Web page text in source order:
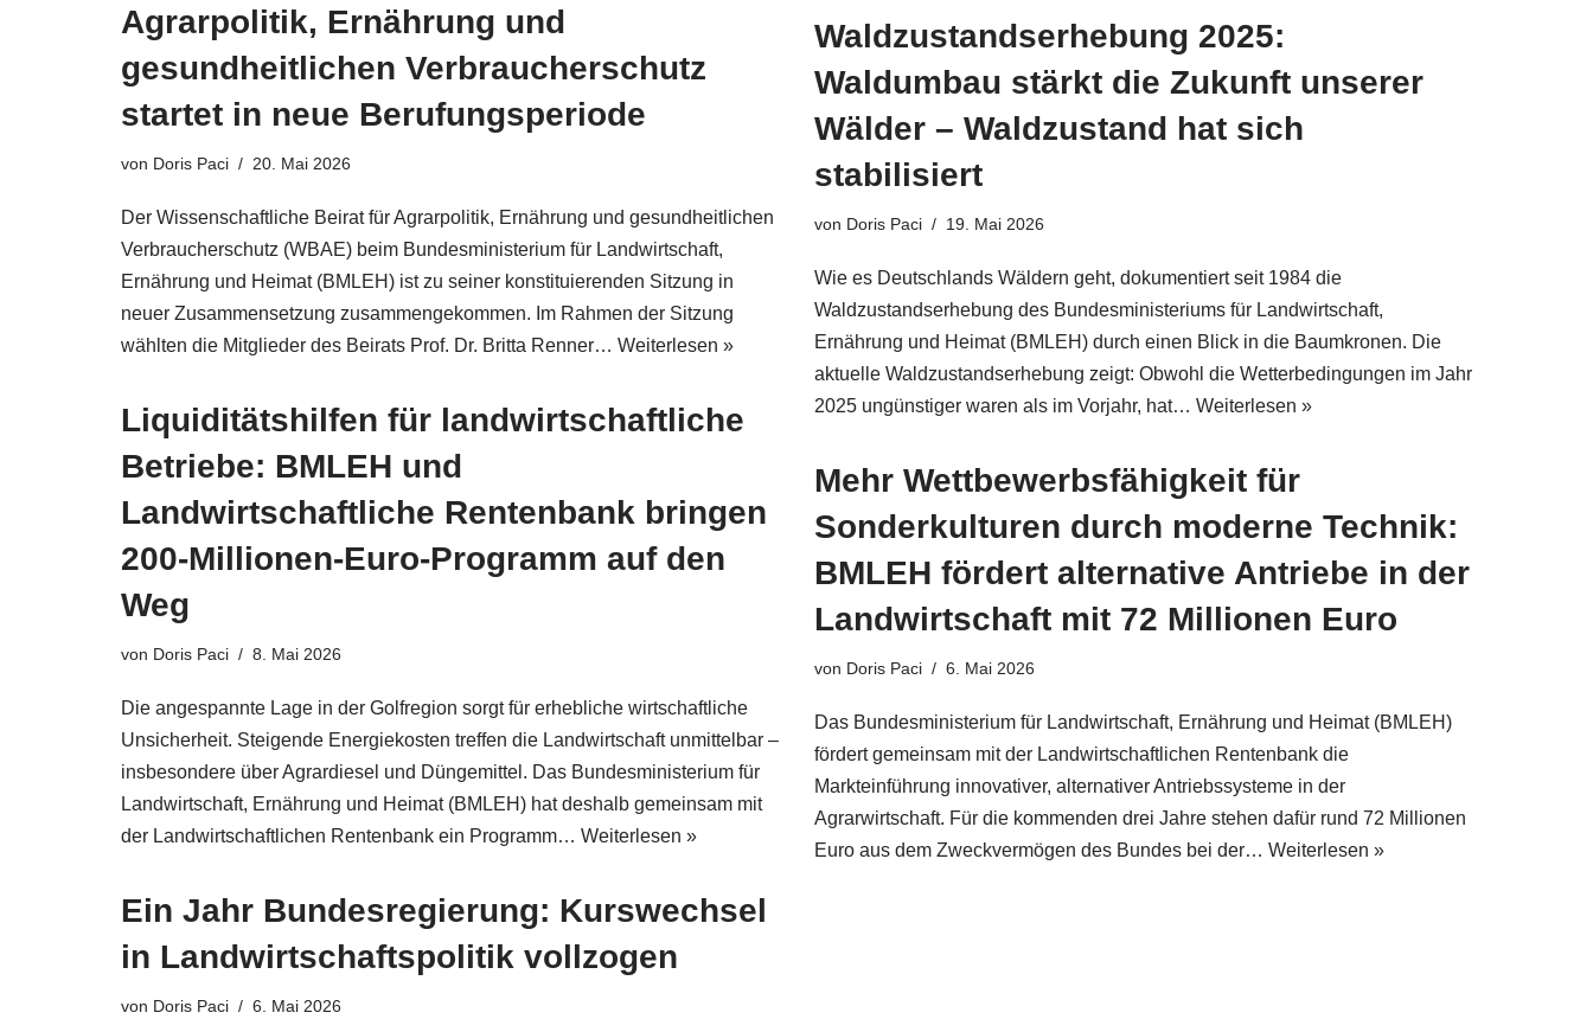
Agrarpolitik, Ernährung und
gesundheitlichen Verbraucherschutz
startet in neue Berufungsperiode
von Doris Paci 20. Mai 2026
Der Wissenschaftliche Beirat für Agrarpolitik, Ernährung und gesundheitlichen
Verbraucherschutz (WBAE) beim Bundesministerium für Landwirtschaft,
Ernährung und Heimat (BMLEH) ist zu seiner konstituierenden Sitzung in
neuer Zusammensetzung zusammengekommen. Im Rahmen der Sitzung
wählten die Mitglieder des Beirats Prof. Dr. Britta Renner… Weiterlesen »
Waldzustandserhebung 2025:
Waldumbau stärkt die Zukunft unserer
Wälder – Waldzustand hat sich
stabilisiert
von Doris Paci 19. Mai 2026
Wie es Deutschlands Wäldern geht, dokumentiert seit 1984 die
Waldzustandserhebung des Bundesministeriums für Landwirtschaft,
Ernährung und Heimat (BMLEH) durch einen Blick in die Baumkronen. Die
aktuelle Waldzustandserhebung zeigt: Obwohl die Wetterbedingungen im Jahr
2025 ungünstiger waren als im Vorjahr, hat… Weiterlesen »
Liquiditätshilfen für landwirtschaftliche
Betriebe: BMLEH und
Landwirtschaftliche Rentenbank bringen
200-Millionen-Euro-Programm auf den
Weg
von Doris Paci 8. Mai 2026
Die angespannte Lage in der Golfregion sorgt für erhebliche wirtschaftliche
Unsicherheit. Steigende Energiekosten treffen die Landwirtschaft unmittelbar –
insbesondere über Agrardiesel und Düngemittel. Das Bundesministerium für
Landwirtschaft, Ernährung und Heimat (BMLEH) hat deshalb gemeinsam mit
der Landwirtschaftlichen Rentenbank ein Programm… Weiterlesen »
Mehr Wettbewerbsfähigkeit für
Sonderkulturen durch moderne Technik:
BMLEH fördert alternative Antriebe in der
Landwirtschaft mit 72 Millionen Euro
von Doris Paci 6. Mai 2026
Das Bundesministerium für Landwirtschaft, Ernährung und Heimat (BMLEH)
fördert gemeinsam mit der Landwirtschaftlichen Rentenbank die
Markteinführung innovativer, alternativer Antriebssysteme in der
Agrarwirtschaft. Für die kommenden drei Jahre stehen dafür rund 72 Millionen
Euro aus dem Zweckvermögen des Bundes bei der… Weiterlesen »
Ein Jahr Bundesregierung: Kurswechsel
in Landwirtschaftspolitik vollzogen
von Doris Paci 6. Mai 2026